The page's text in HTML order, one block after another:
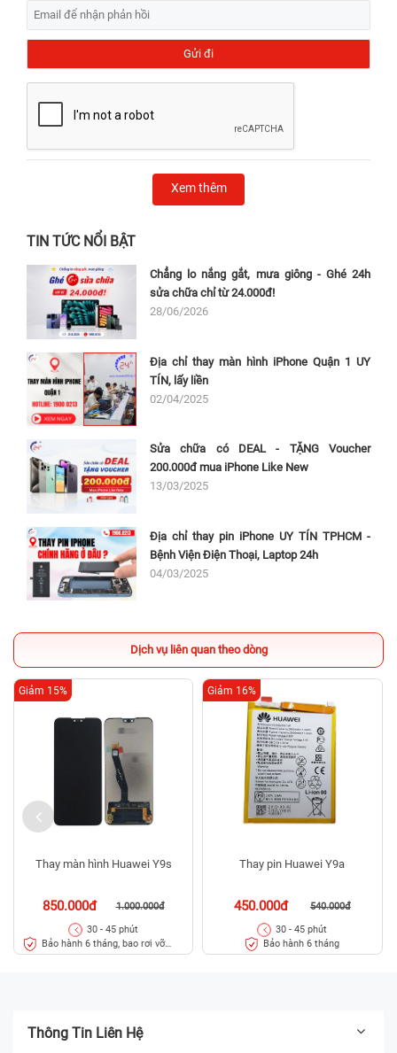
Xem thêm
TIN TỨC NỔI BẬT
Chẳng lo nắng gắt, mưa giông - Ghé 24h
sửa chữa chỉ từ 24.000đ!
28/06/2026
Địa chỉ thay màn hình iPhone Quận 1 UY
TÍN, lấy liền
02/04/2025
Sửa chữa có DEAL - TẶNG Voucher
200.000đ mua iPhone Like New
13/03/2025
Địa chỉ thay pin iPhone UY TÍN TPHCM -
Bệnh Viện Điện Thoại, Laptop 24h
04/03/2025
Dịch vụ liên quan theo dòng
Thay màn hình Huawei Y9s
850.000đ 1.000.000đ
Giảm 15%
30 - 45 phút
Bảo hành 6 tháng, bao rơi vỡ
kính
Thay pin Huawei Y9a
450.000đ 540.000đ
Giảm 16%
30 - 45 phút
Bảo hành 6 tháng
Thông Tin Liên Hệ